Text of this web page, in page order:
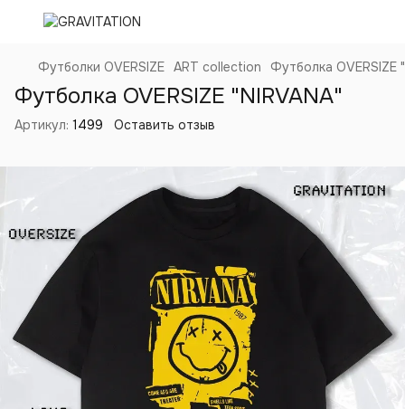
Футболки OVERSIZE ART collection Футболка OVERSIZE
Футболка OVERSIZE "NIRVANA"
Артикул: 1499 Оставить отзыв